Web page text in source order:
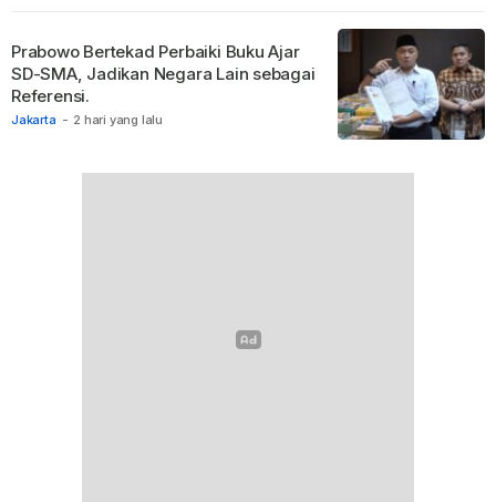
Jakarta - 2 hari yang lalu
Prabowo Bertekad Perbaiki Buku Ajar
SD-SMA, Jadikan Negara Lain sebagai
Referensi.